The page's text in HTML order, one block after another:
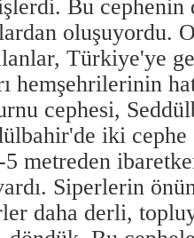
Bu
oluşuyordu.
Türkiye'ye
hemşehrilerinin
cephesi,
iki
5 metreden
Siperlerin
daha derli,